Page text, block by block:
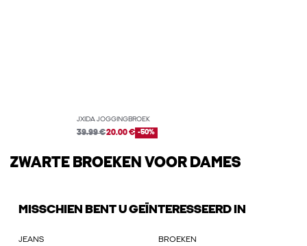
JXIDA JOGGINGBROEK
39.99 €20.00 € -50%
ZWARTE BROEKEN VOOR DAMES
MISSCHIEN BENT U GEÏNTERESSEERD IN
JEANS BROEKEN